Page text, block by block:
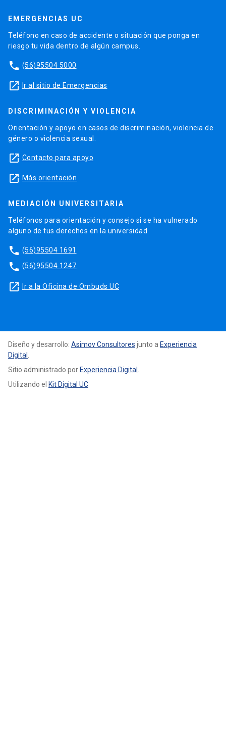
EMERGENCIAS UC
Teléfono en caso de accidente o situación que ponga en
riesgo tu vida dentro de algún campus.
phone (56)95504 5000
launch Ir al sitio de Emergencias
DISCRIMINACIÓN Y VIOLENCIA
Orientación y apoyo en casos de discriminación, violencia de
género o violencia sexual.
launch Contacto para apoyo
launch Más orientación
MEDIACIÓN UNIVERSITARIA
Teléfonos para orientación y consejo si se ha vulnerado
alguno de tus derechos en la universidad.
phone (56)95504 1691
phone (56)95504 1247
launch Ir a la Oficina de Ombuds UC
Diseño y desarrollo: Asimov Consultores junto a Experiencia
Digital
Sitio administrado por Experiencia Digital
Utilizando el Kit Digital UC